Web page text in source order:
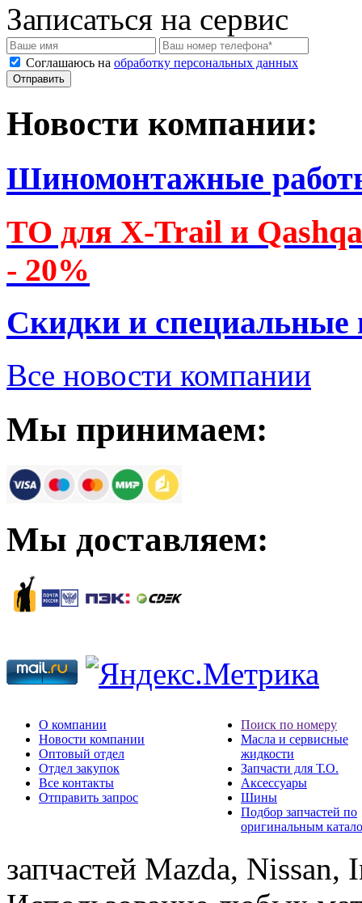
Записаться на сервис
Соглашаюсь на обработку персональных данных
Новости компании:
Шиномонтажные
ТО для X-Trail и
- 20%
Скидки и специальные
Все новости компании
Мы принимаем:
Мы доставляем:
О компании
Новости компании
Оптовый отдел
Отдел закупок
Все контакты
Отправить запрос
Поиск по номеру
Масла и сервисные
жидкости
Запчасти для Т.О.
Аксессуары
Шины
Подбор запчастей по
оригинальным
запчастей Mazda,